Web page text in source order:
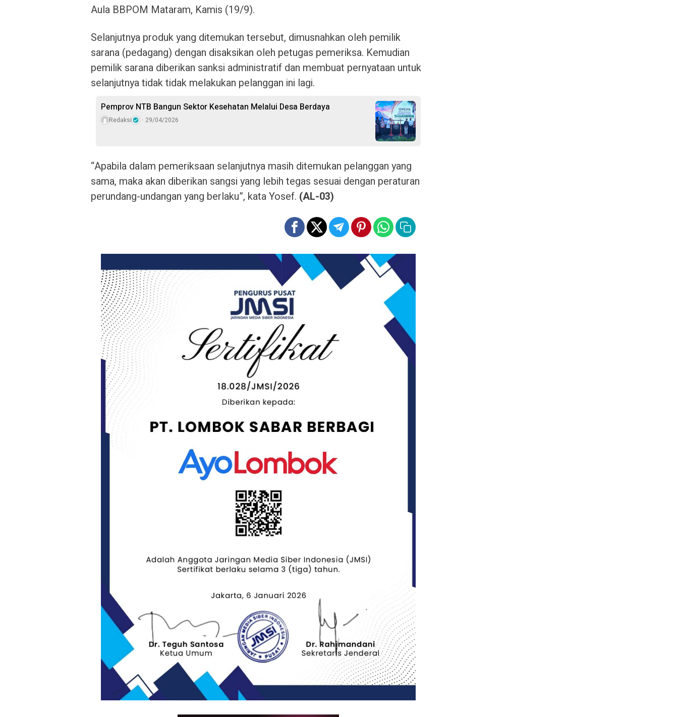
Aula BBPOM Mataram, Kamis (19/9).
Selanjutnya produk yang ditemukan tersebut, dimusnahkan oleh pemilik
sarana (pedagang) dengan disaksikan oleh petugas pemeriksa. Kemudian
pemilik sarana diberikan sanksi administratif dan membuat pernyataan untuk
selanjutnya tidak tidak melakukan pelanggan ini lagi.
Pemprov NTB Bangun Sektor Kesehatan Melalui Desa Berdaya
Redaksi 29/04/2026
“Apabila dalam pemeriksaan selanjutnya masih ditemukan pelanggan yang
sama, maka akan diberikan sangsi yang lebih tegas sesuai dengan peraturan
perundang-undangan yang berlaku”, kata Yosef. (AL-03)